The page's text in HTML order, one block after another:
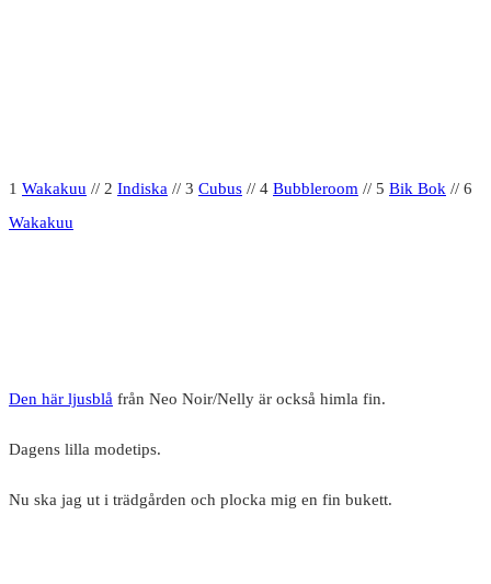
1 Wakakuu // 2 Indiska // 3 Cubus // 4 Bubbleroom // 5 Bik Bok // 6
Wakakuu
Den här ljusblå från Neo Noir/Nelly är också himla fin.
Dagens lilla modetips.
Nu ska jag ut i trädgården och plocka mig en fin bukett.